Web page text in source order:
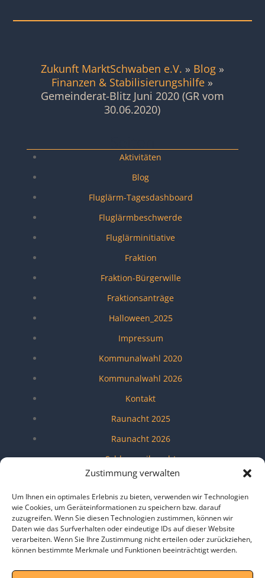
Zustimmung verwalten
Um Ihnen ein optimales Erlebnis zu bieten, verwenden wir Technologien
wie Cookies, um Geräteinformationen zu speichern bzw. darauf
zuzugreifen. Wenn Sie diesen Technologien zustimmen, können wir
Daten wie das Surfverhalten oder eindeutige IDs auf dieser Website
verarbeiten. Wenn Sie Ihre Zustimmung nicht erteilen oder zurückziehen,
können bestimmte Merkmale und Funktionen beeinträchtigt werden.
Zukunft MarktSchwaben e.V. » Blog»
Finanzen & Stabilisierungshilfe »
Gemeinderat-Blitz Juni 2020 (GR vom
30.06.2020)
Aktivitäten
Blog
Fluglärm-Tagesdashboard
Fluglärmbeschwerde
Fluglärminitiative
Fraktion
Fraktion-Bürgerwille
Fraktionsanträge
Halloween_2025
Impressum
Kommunalwahl 2020
Kommunalwahl 2026
Kontakt
Raunacht 2025
Raunacht 2026
Schlossweihnacht
Shangri-La Lounge
Umfragen
Verein
Veröffentlichungen